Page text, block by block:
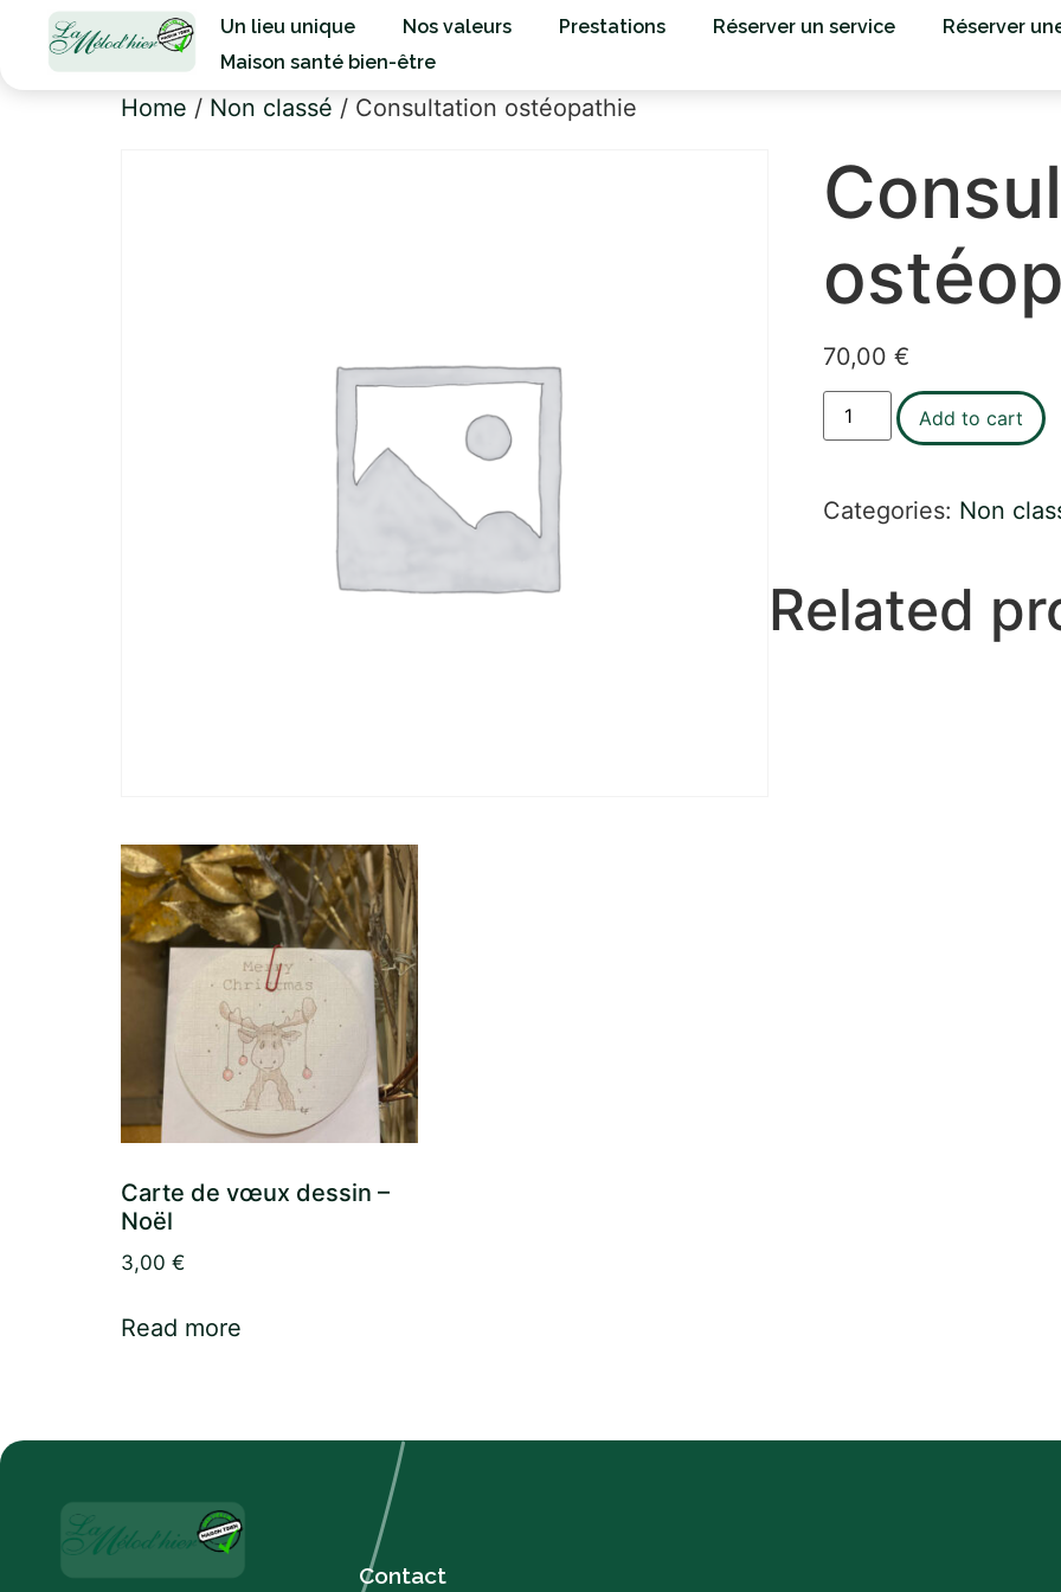
Un lieu unique Nos valeurs Prestations Réserver un service Réserver
Maison santé bien-être
Home / Non classé / Consultation ostéopathie
70,00 €
Add to cart
Categories: Non
Related
Carte de vœux dessin –
Noël
3,00 €
Read more
Contact